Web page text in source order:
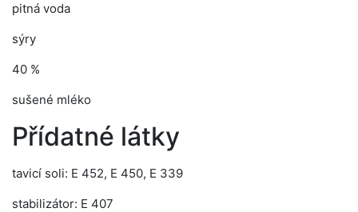
pitná voda
sýry
40 %
sušené mléko
Přídatné látky
tavicí soli: E 452, E 450, E 339
stabilizátor: E 407